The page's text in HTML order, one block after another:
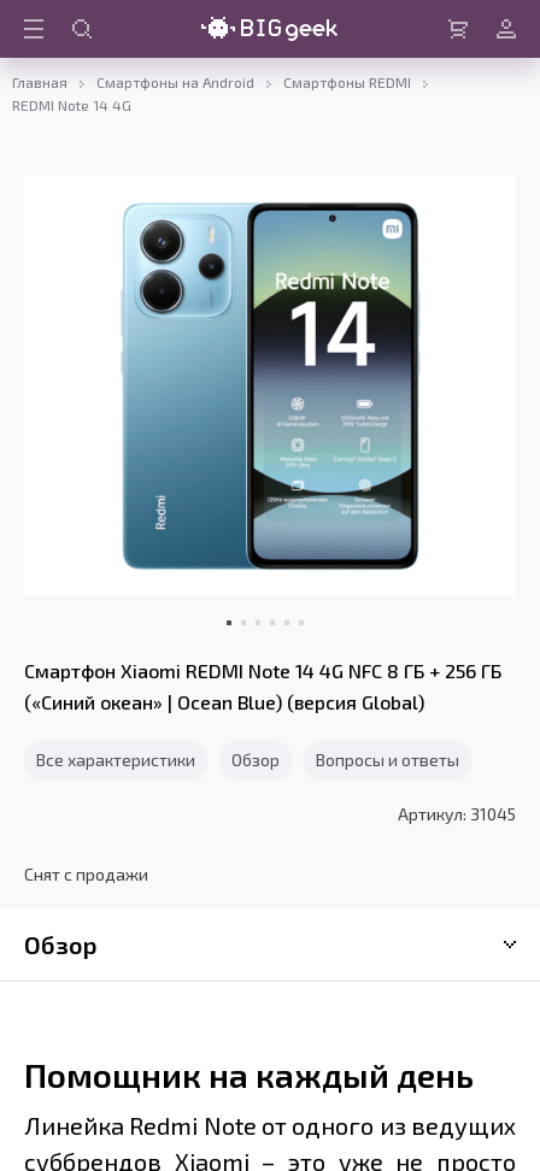
Войти
Главная Смартфоны на Android
Смартфоны REDMI
REDMI Note 14 4G
Смартфон Xiaomi REDMI Note 14 4G NFC 8 ГБ + 256 ГБ
(«Cиний океан» | Ocean Blue) (версия Global)
Все характеристики Обзор Вопросы и ответы
Артикул: 31045
Снят с продажи
Обзор
Помощник на каждый день
Линейка Redmi Note от одного из ведущих
суббрендов Xiaomi – это уже не просто